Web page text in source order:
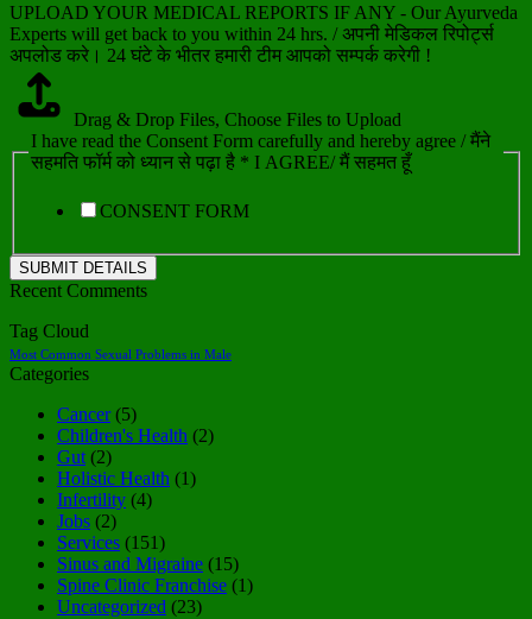
UPLOAD YOUR MEDICAL REPORTS IF ANY - Our Ayurveda
Experts will get back to you within 24 hrs. / अपनी मेडिकल रिपोर्ट्स
अपलोड करे। 24 घंटे के भीतर हमारी टीम आपको सम्पर्क करेगी !
Drag & Drop Files, Choose Files to Upload
I have read the Consent Form carefully and hereby agree / मैंने
सहमति फॉर्म को ध्यान से पढ़ा है * I AGREE/ मैं सहमत हूँ
CONSENT FORM
SUBMIT DETAILS
Recent Comments
Tag Cloud
Most Common Sexual Problems in Male
Categories
Cancer(5)
Children's Health (2)
Gut (2)
Holistic Health (1)
Infertility (4)
Jobs (2)
Services (151)
Sinus and Migraine (15)
Spine Clinic Franchise (1)
Uncategorized (23)